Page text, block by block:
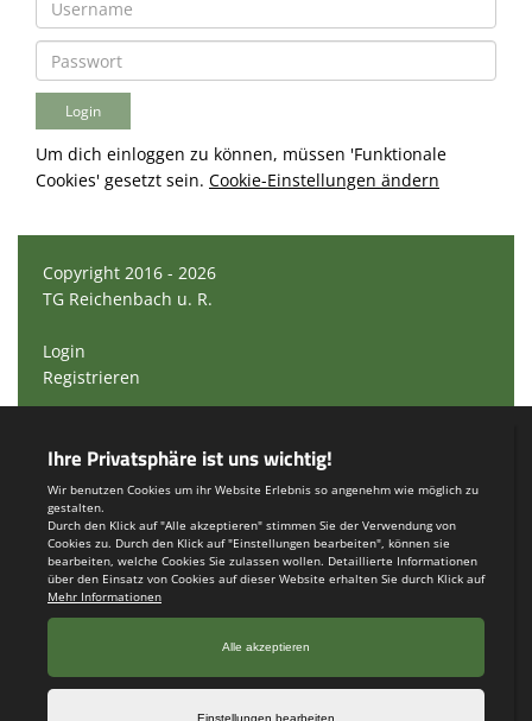
Um dich einloggen zu können, müssen 'Funktionale
Cookies' gesetzt sein. Cookie-Einstellungen ändern
Copyright 2016 - 2026
TG Reichenbach u. R.
Login
Registrieren
Teamsports 2
Dein Sportverein online